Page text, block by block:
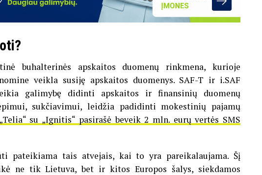
buhalterinės apskaitos duomenų rinkmena, kurioje
veikla susiję apskaitos duomenys. SAF-T ir i.SAF
galimybę didinti apskaitos ir finansinių duomenų
sukčiavimui, leidžia padidinti mokestinių pajamų
„Telia“ su „Ignitis“ pasirašė beveik 2 mln. eurų vertės SMS
pateikiama tais atvejais, kai to yra pareikalaujama. Šį
ne tik Lietuva, bet ir kitos Europos šalys, siekdamos